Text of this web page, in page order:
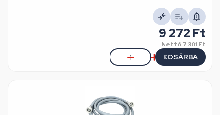
9 272 Ft
Nettó7 301 Ft
KOSÁRBA